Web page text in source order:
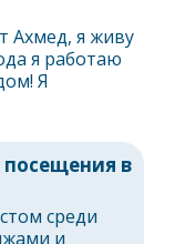
в
среди
и
Ахмед, я живу
я работаю
Я